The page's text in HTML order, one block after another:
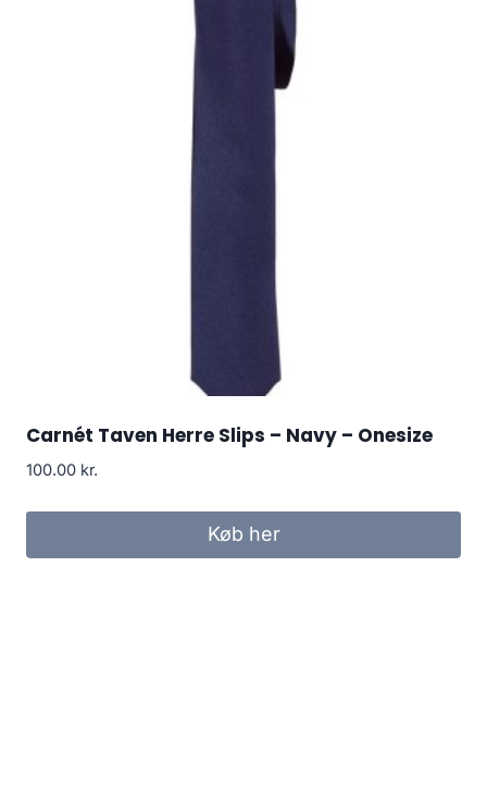
Carnét Taven Herre Slips – Navy – Onesize
100.00 kr.
Køb her